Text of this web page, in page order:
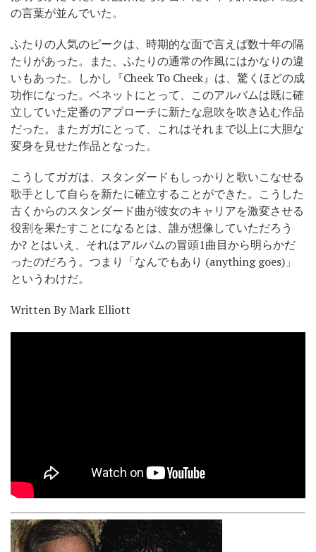
の言葉が並んでいた。
ふたりの人気のピークは、時期的な面で言えば数十年の隔
たりがあった。また、ふたりの通常の作風にはかなりの違
いもあった。しかし『Cheek To Cheek』は、驚くほどの成
功作になった。ベネットにとって、このアルバムは既に確
立していた定番のアプローチに新たな息吹を吹き込む作品
だった。またガガにとって、これはそれまで以上に大胆な
変身を見せた作品となった。
こうしてガガは、スタンダードもしっかりと歌いこなせる
歌手として自らを新たに確立することができた。こうした
古くからのスタンダード曲が彼女のキャリアを激変させる
役割を果たすことになるとは、誰が想像していただろう
か? とはいえ、それはアルバムの冒頭1曲目から明らかだ
ったのだろう。つまり「なんでもあり (anything goes)」
というわけだ。
Written By Mark Elliott